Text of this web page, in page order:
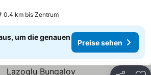
0.4 km bis Zentrum
um die genauen
Preise sehen